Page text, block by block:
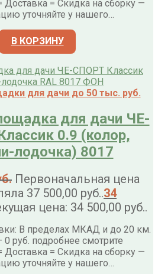
Доставка = Скидка на сборку —
уточняйте у нашего…
В КОРЗИНУ
для дачи до 50 тыс. руб.
для дачи ЧЕ-
0.9 (колор,
лодочка) 8017
Первоначальная цена
37 500,00 руб..34
цена: 34 500,00 руб..
В пределах МКАД и до 20 км.
руб. подробнее смотрите
Доставка = Скидка на сборку —
уточняйте у нашего…